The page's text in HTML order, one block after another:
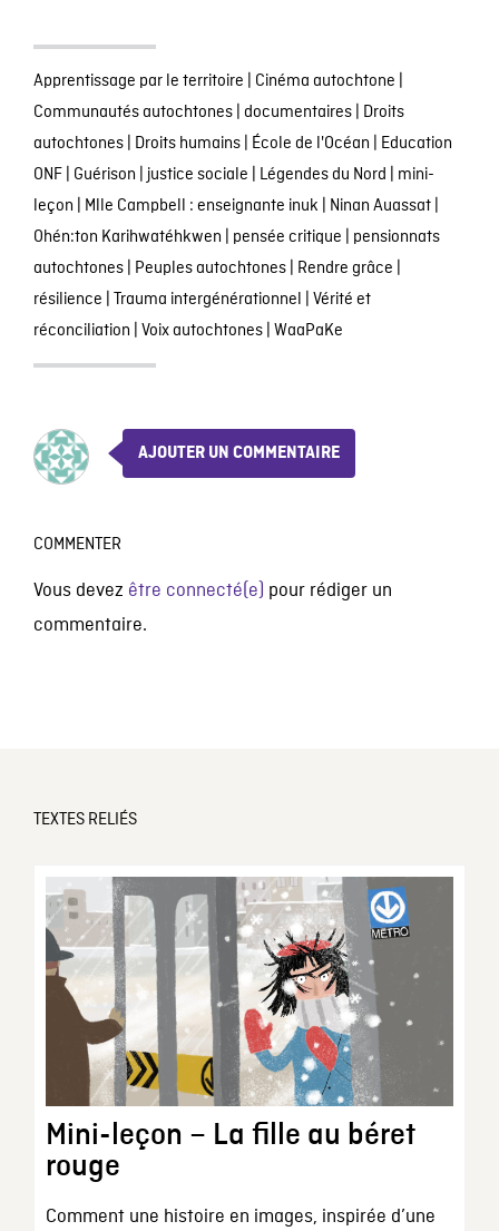
Apprentissage par le territoire Cinéma autochtone
Communautés autochtones| documentaires| Droits
autochtones| Droits humains| École de l'Océan Education
ONF| Guérison justice sociale Légendes du Nord mini-
leçon Mlle Campbell : enseignante inuk Ninan Auassat|
Ohén:ton Karihwatéhkwen pensée critique pensionnats
autochtones| Peuples autochtones| Rendre grâce
résilience Trauma intergénérationnel Vérité et
réconciliation Voix autochtones| WaaPaKe
AJOUTER UN COMMENTAIRE
COMMENTER
Vous devez être connecté(e) pour rédiger un
commentaire.
TEXTES RELIÉS
Mini-leçon – La fille au béret
rouge
Comment une histoire en images, inspirée d’une